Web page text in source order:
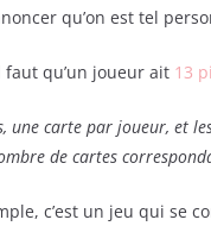
qu’on est tel
faut qu’un joueur ait 13
une carte par joueur, et
de cartes
c’est un jeu qui se